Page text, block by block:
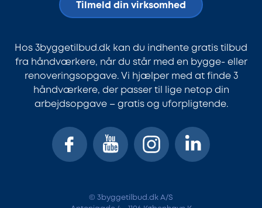
Tilmeld din virksomhed
Hos 3byggetilbud.dk kan du indhente gratis tilbud
fra håndværkere, når du står med en bygge- eller
renoveringsopgave. Vi hjælper med at finde 3
håndværkere, der passer til lige netop din
arbejdsopgave – gratis og uforpligtende.
© 3byggetilbud.dk A/S